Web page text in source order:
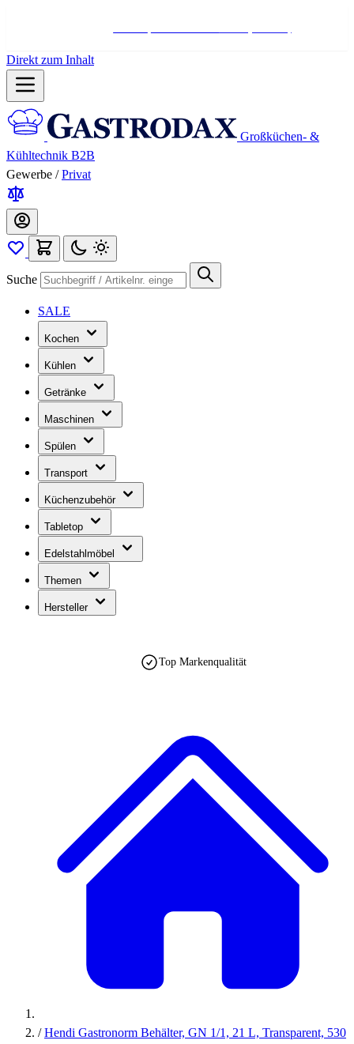
Direkt zum Inhalt
Großküchen- &
Kühltechnik B2B
Gewerbe / Privat
Suche
SALE
Kochen
Kühlen
Getränke
Maschinen
Spülen
Transport
Küchenzubehör
Tabletop
Edelstahlmöbel
Themen
Hersteller
Top Markenqualität
/ Hendi Gastronorm Behälter, GN 1/1, 21 L, Transparent, 530